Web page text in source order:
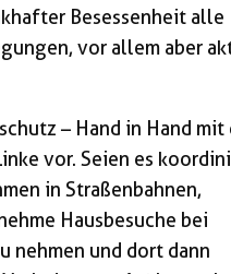
Besessenheit alle
vor allem aber
– Hand in Hand mit
vor. Seien es
in Straßenbahnen,
Hausbesuche bei
nehmen und dort dann